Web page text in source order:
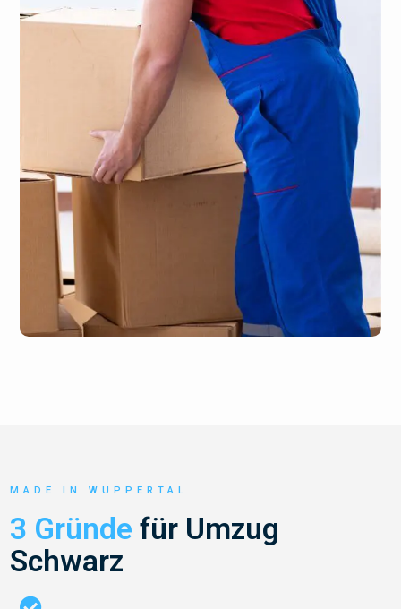
MADE IN WUPPERTAL
3 Gründe für Umzug
Schwarz